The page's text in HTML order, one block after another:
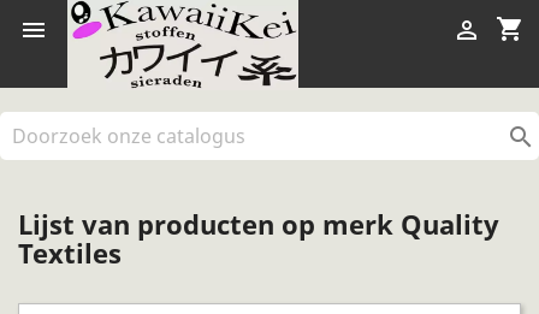
 shopping_cart


Lijst van producten op merk Quality
Textiles